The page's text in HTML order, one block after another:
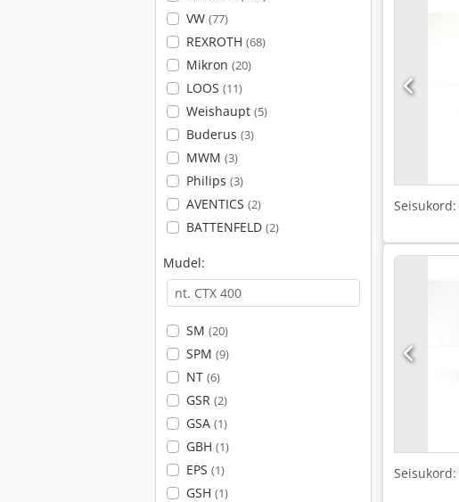
VW (77)
REXROTH (68)
Mikron (20)
LOOS (11)
Weishaupt (5)
Buderus (3)
MWM (3)
Philips (3)
AVENTICS (2)
BATTENFELD (2)
Mudel:
SM (20)
SPM (9)
NT (6)
GSR (2)
GSA (1)
GBH (1)
EPS (1)
GSH (1)
Seisukord:
Seisukord: